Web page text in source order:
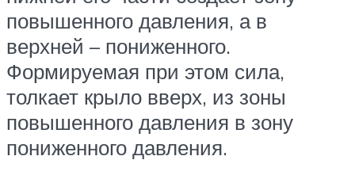
повышенного давления, а в
верхней – пониженного.
Формируемая при этом сила,
толкает крыло вверх, из зоны
повышенного давления в зону
пониженного давления.